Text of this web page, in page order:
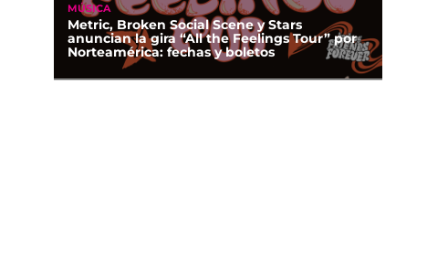
MÚSICA
Metric, Broken Social Scene y Stars
anuncian la gira “All the Feelings Tour” por
Norteamérica: fechas y boletos